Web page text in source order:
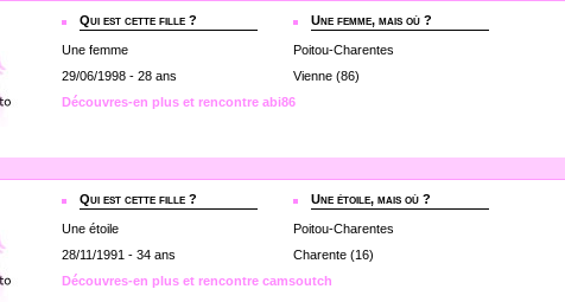
Qui est cette fille ?
Une femme
29/06/1998 - 28 ans
Une femme, mais où ?
Poitou-Charentes
Vienne (86)
Découvres-en plus et rencontre abi86
Qui est cette fille ?
Une étoile
28/11/1991 - 34 ans
Une étoile, mais où ?
Poitou-Charentes
Charente (16)
Découvres-en plus et rencontre camsoutch